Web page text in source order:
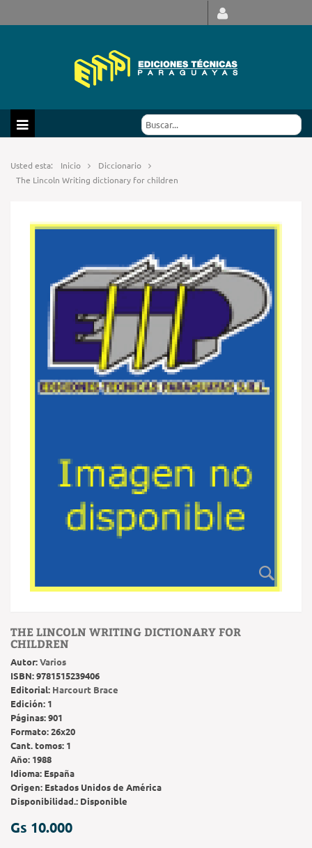
Usted esta: Inicio
Diccionario
The Lincoln Writing dictionary for children
THE LINCOLN WRITING DICTIONARY FOR
CHILDREN
Autor:Varios
ISBN:9781515239406
Editorial: Harcourt Brace
Edición: 1
Páginas:901
Formato:26x20
Cant. tomos: 1
Año: 1988
Idioma: España
Origen: Estados Unidos de América
Disponibilidad.: Disponible
Gs 10.000